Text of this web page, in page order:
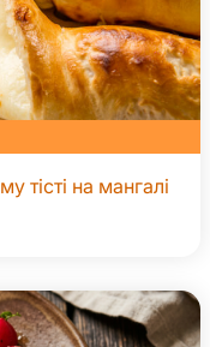
тісті на мангалі